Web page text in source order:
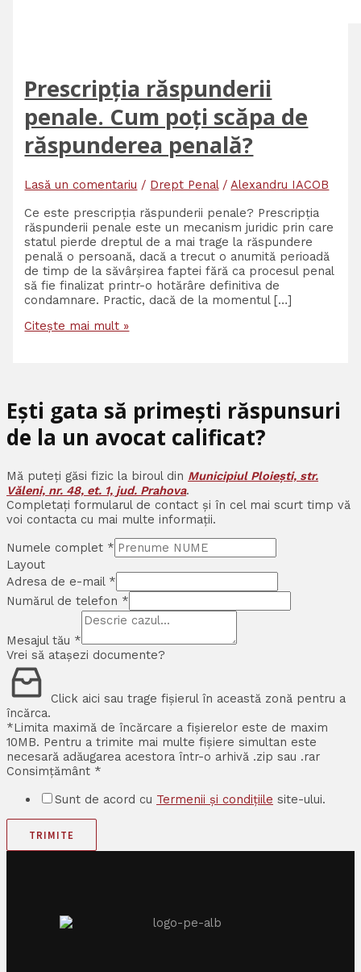
Prescripția răspunderii
penale. Cum poți scăpa de
răspunderea penală?
Lasă un comentariu / Drept Penal/Alexandru IACOB
Ce este prescripția răspunderii penale? Prescripția
răspunderii penale este un mecanism juridic prin care
statul pierde dreptul de a mai trage la răspundere
penală o persoană, dacă a trecut o anumită perioadă
de timp de la săvârșirea faptei fără ca procesul penal
să fie finalizat printr-o hotărâre definitiva de
condamnare. Practic, dacă de la momentul […]
Citește mai mult »
Ești gata să primești răspunsuri
de la un avocat calificat?
Mă puteți găsi fizic la biroul din Municipiul Ploiești, str.
Văleni, nr. 48, et. 1, jud. Prahova.
Completați formularul de contact și în cel mai scurt timp vă
voi contacta cu mai multe informații.
Numele complet *
Layout
Adresa de e-mail *
Numărul de telefon *
Mesajul tău *
Vrei să atașezi documente?
Click aici sau trage fișierul în această zonă pentru a
încărca.
*Limita maximă de încărcare a fișierelor este de maxim
10MB. Pentru a trimite mai multe fișiere simultan este
necesară adăugarea acestora într-o arhivă .zip sau .rar
Consimțământ *
Sunt de acord cu Termenii și condițiile site-ului.
TRIMITE